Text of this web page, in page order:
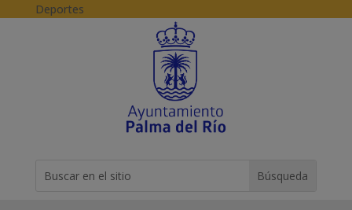
Skip to content
Deportes
for...